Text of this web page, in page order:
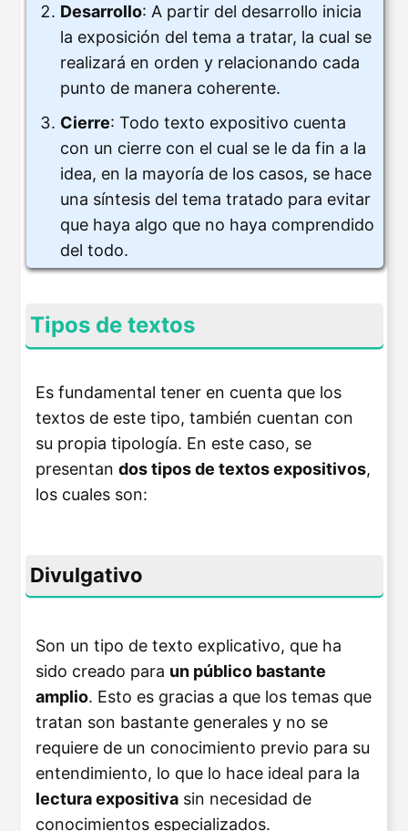
Desarrollo: A partir del desarrollo inicia
la exposición del tema a tratar, la cual se
realizará en orden y relacionando cada
punto de manera coherente.
Cierre: Todo texto expositivo cuenta
con un cierre con el cual se le da fin a la
idea, en la mayoría de los casos, se hace
una síntesis del tema tratado para evitar
que haya algo que no haya comprendido
del todo.
Tipos de textos
Es fundamental tener en cuenta que los
textos de este tipo, también cuentan con
su propia tipología. En este caso, se
presentan dos tipos de textos expositivos,
los cuales son:
Divulgativo
Son un tipo de texto explicativo, que ha
sido creado para un público bastante
amplio. Esto es gracias a que los temas que
tratan son bastante generales y no se
requiere de un conocimiento previo para su
entendimiento, lo que lo hace ideal para la
lectura expositiva sin necesidad de
conocimientos especializados.